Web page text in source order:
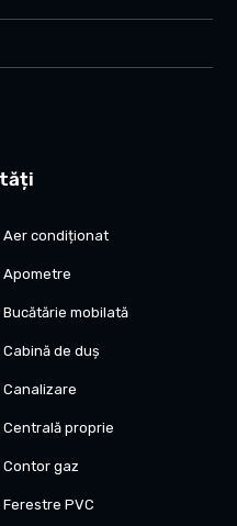
Aer condiționat
Apometre
Bucătărie mobilată
Cabină de duș
Canalizare
Centrală proprie
Contor gaz
Ferestre PVC